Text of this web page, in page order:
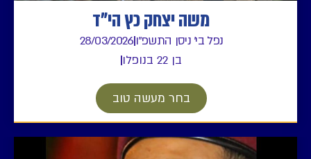
משה יצחק כץ הי"ד
נפל בי' ניסן התשפ"ו28/03/2026
בן 22 בנופלו
בחר מעשה טוב